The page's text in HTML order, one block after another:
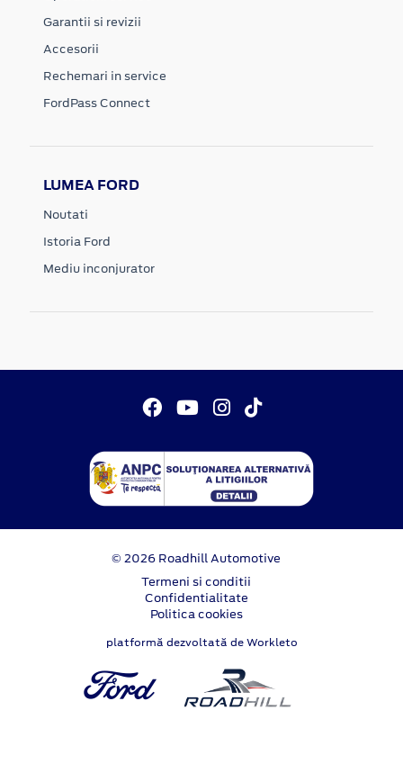
Garantii si revizii
Accesorii
Rechemari in service
FordPass Connect
LUMEA FORD
Noutati
Istoria Ford
Mediu inconjurator
© 2026 Roadhill Automotive
Termeni si conditii
Confidentialitate
Politica cookies
platformă dezvoltată de Workleto